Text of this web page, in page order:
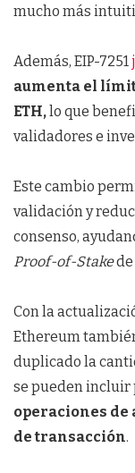
mucho más
Además, EIP-7251
aumenta el
ETH,lo que
validadores e
Este cambio
validación y
consenso,
Proof-of-Stakede
Con la
Ethereum
duplicado la
se pueden incluir
operaciones de
de transacción.